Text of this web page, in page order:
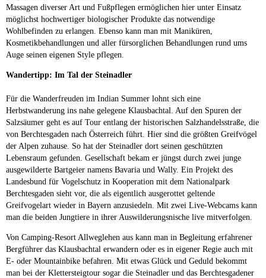
Massagen diverser Art und Fußpflegen ermöglichen hier unter Einsatz
möglichst hochwertiger biologischer Produkte das notwendige
Wohlbefinden zu erlangen. Ebenso kann man mit Maniküren,
Kosmetikbehandlungen und aller fürsorglichen Behandlungen rund ums
Auge seinen eigenen Style pflegen.
Wandertipp: Im Tal der Steinadler
Für die Wanderfreuden im Indian Summer lohnt sich eine
Herbstwanderung ins nahe gelegene Klausbachtal. Auf den Spuren der
Salzsäumer geht es auf Tour entlang der historischen Salzhandelsstraße, die
von Berchtesgaden nach Österreich führt. Hier sind die größten Greifvögel
der Alpen zuhause. So hat der Steinadler dort seinen geschützten
Lebensraum gefunden. Gesellschaft bekam er jüngst durch zwei junge
ausgewilderte Bartgeier namens Bavaria und Wally. Ein Projekt des
Landesbund für Vogelschutz in Kooperation mit dem Nationalpark
Berchtesgaden sieht vor, die als eigentlich ausgerottet geltende
Greifvogelart wieder in Bayern anzusiedeln. Mit zwei Live-Webcams kann
man die beiden Jungtiere in ihrer Auswilderungsnische live mitverfolgen.
Von Camping-Resort Allweglehen aus kann man in Begleitung erfahrener
Bergführer das Klausbachtal erwandern oder es in eigener Regie auch mit
E- oder Mountainbike befahren. Mit etwas Glück und Geduld bekommt
man bei der Klettersteigtour sogar die Steinadler und das Berchtesgadener